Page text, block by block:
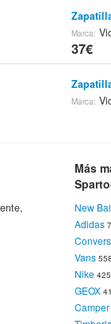
Marca:
37€
Marca:
Marca:
37€
Marca:
37€
Marca:
Más
New
Adidas
Vans
Nike
GEOX
Camper